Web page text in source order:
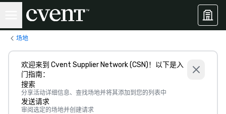
场地
欢迎来到 Cvent Supplier Network (CSN)！以下是入
门指南：
搜索
分享活动详细信息、查找场地并将其添加到您的列表中
发送请求
审阅选定的场地并创建请求